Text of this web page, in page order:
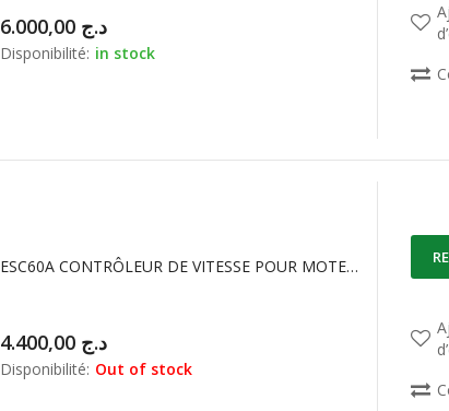
د.ج
Disponibilité: in stock
ESC60A CONTRÔLEUR DE VITESSE POUR MOTEUR BRUSHLESS
د.ج
Disponibilité: Out of stock